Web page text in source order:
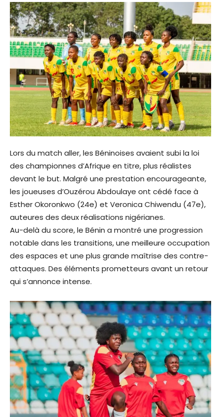
Lors du match aller, les Béninoises avaient subi la loi
des championnes d’Afrique en titre, plus réalistes
devant le but. Malgré une prestation encourageante,
les joueuses d’Ouzérou Abdoulaye ont cédé face à
Esther Okoronkwo (24e) et Veronica Chiwendu (47e),
auteures des deux réalisations nigérianes.
Au-delà du score, le Bénin a montré une progression
notable dans les transitions, une meilleure occupation
des espaces et une plus grande maîtrise des contre-
attaques. Des éléments prometteurs avant un retour
qui s’annonce intense.